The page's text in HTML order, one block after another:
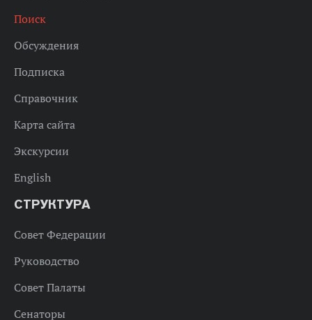
Поиск
Обсуждения
Подписка
Справочник
Карта сайта
Экскурсии
English
СТРУКТУРА
Совет Федерации
Руководство
Совет Палаты
Сенаторы